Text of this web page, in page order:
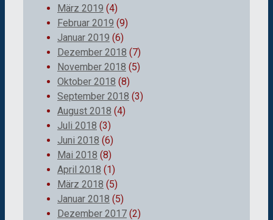
März 2019 (4)
Februar 2019 (9)
Januar 2019 (6)
Dezember 2018 (7)
November 2018 (5)
Oktober 2018 (8)
September 2018 (3)
August 2018 (4)
Juli 2018 (3)
Juni 2018 (6)
Mai 2018 (8)
April 2018 (1)
März 2018 (5)
Januar 2018 (5)
Dezember 2017 (2)